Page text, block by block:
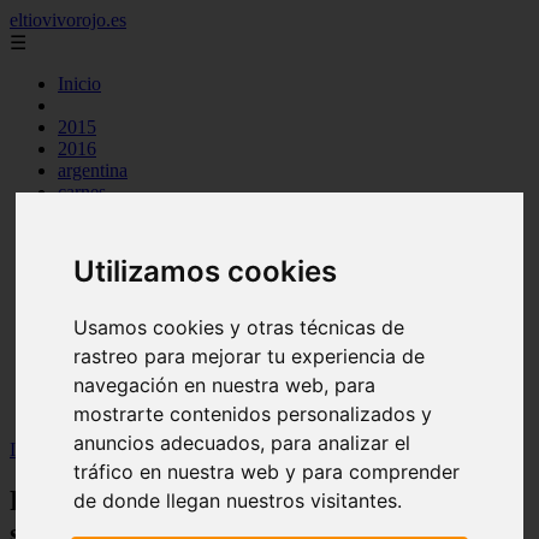
Utilizamos cookies
Usamos cookies y otras técnicas de
rastreo para mejorar tu experiencia de
navegación en nuestra web, para
mostrarte contenidos personalizados y
anuncios adecuados, para analizar el
tráfico en nuestra web y para comprender
de donde llegan nuestros visitantes.
eltiovivorojo.es
☰
Inicio
2015
2016
argentina
carnes
huevos
mariscos
postres
reposteria
venezuela
verduras
Inicio
recetas >Pote de berzas sin fabes: ¡delicioso y saludable!
Pote de berzas sin fabes: ¡delicioso y